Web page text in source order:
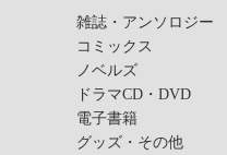
雑誌・アンソロジー
コミックス
ノベルズ
ドラマCD・DVD
電子書籍
グッズ・その他